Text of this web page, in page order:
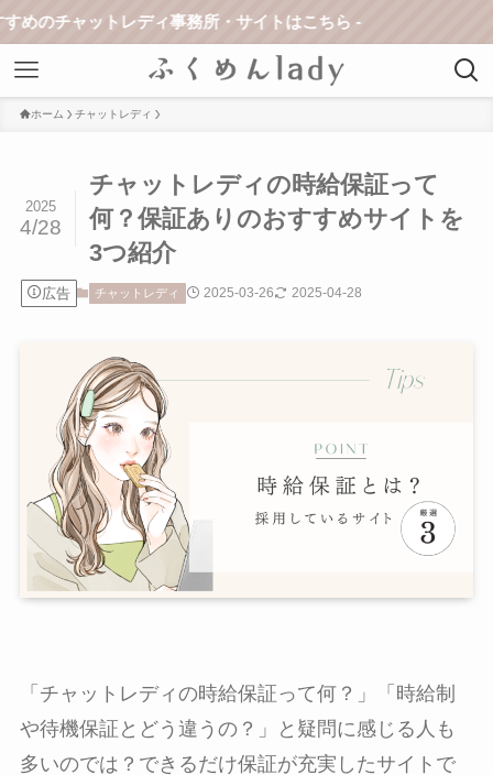
トレディ事務所・サイトはこちら -
ホーム チャットレディ
チャットレディの時給保証って
何？保証ありのおすすめサイトを
3つ紹介
2025
4/28
広告 チャットレディ 2025-03-26 2025-04-28
「チャットレディの時給保証って何？」「時給制
や待機保証とどう違うの？」と疑問に感じる人も
多いのでは？できるだけ保証が充実したサイトで